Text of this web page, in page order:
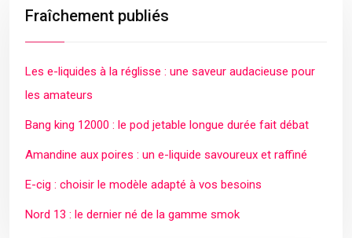
Fraîchement publiés
Les e-liquides à la réglisse : une saveur audacieuse pour
les amateurs
Bang king 12000 : le pod jetable longue durée fait débat
Amandine aux poires : un e-liquide savoureux et raffiné
E-cig : choisir le modèle adapté à vos besoins
Nord 13 : le dernier né de la gamme smok